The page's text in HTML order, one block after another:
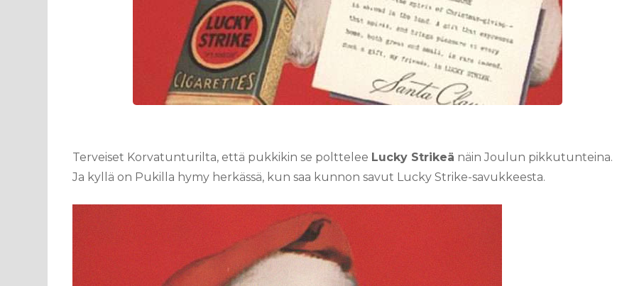
Terveiset Korvatunturilta, että pukkikin se polttelee Lucky Strikeä näin Joulun pikkutunteina.
Ja kyllä on Pukilla hymy herkässä, kun saa kunnon savut Lucky Strike-savukkeesta.